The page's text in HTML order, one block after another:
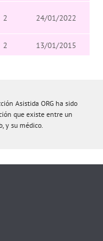
2 24/01/2022
2 13/01/2015
Asistida ORG ha sido
que existe entre un
y su médico.